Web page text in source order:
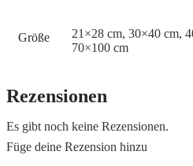
Größe
21×28 cm, 30×40 cm,
70×100 cm
Rezensionen
Es gibt noch keine Rezensionen.
Füge deine Rezension hinzu